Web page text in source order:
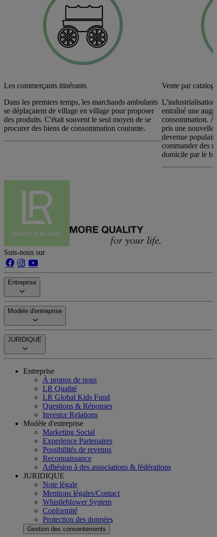
Les commerçants itinérants
Dans les premiers temps, les marchands ambulants
se déplaçaient de village en village pour proposer
des produits. C'était souvent le seul moyen de se
procurer des biens de consommation courante.
Vente par
entraîné une
consommation. À
pris une nouvelle
devenue
commander des
domicile par le
Suis-nous sur
Entreprise
Modèle d'entreprise
JURIDIQUE
Entreprise
À propos de nous
LR Qualité
LR Global Kids Fund
Questions & Réponses
Investor Relations
Modèle d'entreprise
Marketing Social
Experience Partenaires
Possibilités de revenus
Reconnaissance
Adhésion à des associations & fédérations
JURIDIQUE
Note légale
Mentions légales/Contact
Whistleblower System
Conformité
Protection des données
Gestion des consentements